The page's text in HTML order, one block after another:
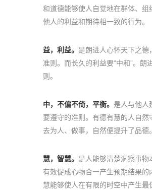
和道德能够使人自觉地在群体、组
他人的利益和期待相一致的行为。
益，利益。 是朗进人心怀天下之德
准则。而长久的利益要“中和”。朗
则。
中，不偏不倚，平衡。 是人与他人
要遵守的准则。有德有慧的人自然
去为人、做事，自然便提升了品德。
慧，智慧。 是人能够清楚洞察事物
有效促成心物合一产生预期结果的
慧能够使人在有限的时空中产生最